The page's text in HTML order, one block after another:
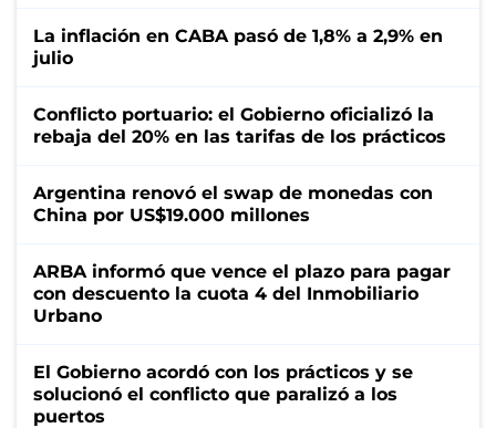
La inflación en CABA pasó de 1,8% a 2,9% en
julio
Conflicto portuario: el Gobierno oficializó la
rebaja del 20% en las tarifas de los prácticos
Argentina renovó el swap de monedas con
China por US$19.000 millones
ARBA informó que vence el plazo para pagar
con descuento la cuota 4 del Inmobiliario
Urbano
El Gobierno acordó con los prácticos y se
solucionó el conflicto que paralizó a los
puertos